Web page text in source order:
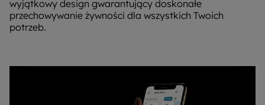
wyjątkowy design gwarantujący doskonałe
przechowywanie żywności dla wszystkich Twoich
potrzeb.